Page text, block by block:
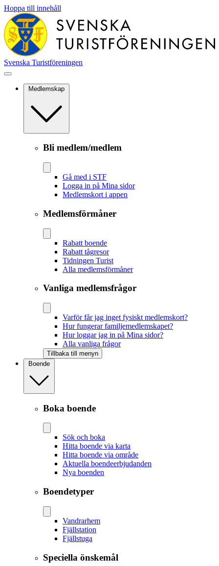
Hoppa till innehåll
Svenska Turistföreningen
Medlemskap
Bli medlem/medlem
Gå med i STF
Logga in på Mina sidor
Medlemskort i appen
Medlemsförmåner
Rabatt boende
Rabatt tågresor
Tidningen Turist
Alla medlemsförmåner
Vanliga medlemsfrågor
Varför får jag inget fysiskt medlemskort?
Hur fungerar familjemedlemskapet?
Hur loggar jag in på Mina sidor?
Alla vanliga frågor
Tillbaka till menyn
Boende
Boka boende
Sök och boka
Hitta boende via karta
Hitta boende via område
Aktuella boendeerbjudanden
Nya boenden
Boendetyper
Vandrarhem
Fjällstation
Fjällstuga
Speciella önskemål